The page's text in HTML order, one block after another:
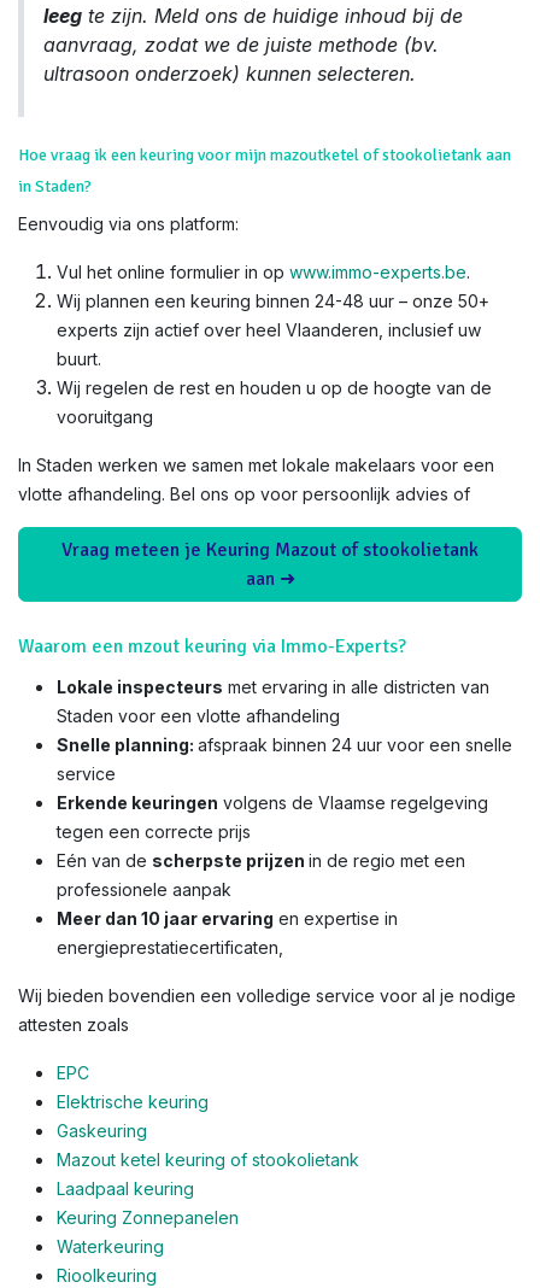
leeg te zijn. Meld ons de huidige inhoud bij de
aanvraag, zodat we de juiste methode (bv.
ultrasoon onderzoek) kunnen selecteren.
Hoe vraag ik een keuring voor mijn mazoutketel of stookolietank aan
in Staden?
Eenvoudig via ons platform:
Vul het online formulier in op www.immo-experts.be.
Wij plannen een keuring binnen 24-48 uur – onze 50+
experts zijn actief over heel Vlaanderen, inclusief uw
buurt.
Wij regelen de rest en houden u op de hoogte van de
vooruitgang
In Staden werken we samen met lokale makelaars voor een
vlotte afhandeling. Bel ons op voor persoonlijk advies of
Vraag meteen je Keuring Mazout of stookolietank
aan ➜
Waarom een mzout keuring via Immo-Experts?
Lokale inspecteurs met ervaring in alle districten van
Staden voor een vlotte afhandeling
Snelle planning: afspraak binnen 24 uur voor een snelle
service
Erkende keuringen volgens de Vlaamse regelgeving
tegen een correcte prijs
Eén van de scherpste prijzen in de regio met een
professionele aanpak
Meer dan 10 jaar ervaring en expertise in
energieprestatiecertificaten,
Wij bieden bovendien een volledige service voor al je nodige
attesten zoals
EPC
Elektrische keuring
Gaskeuring
Mazout ketel keuring of stookolietank
Laadpaal keuring
Keuring Zonnepanelen
Waterkeuring
Rioolkeuring